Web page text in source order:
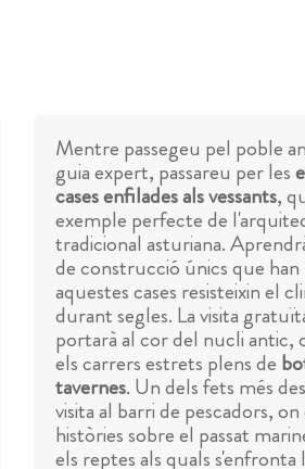
Mentre passegeu pel poble
guia expert, passareu per les
cases enfilades als vessants,
exemple perfecte de
tradicional asturiana.
de construcció únics que
aquestes cases resisteixin el
durant segles. La visita
portarà al cor del nucli antic,
els carrers estrets plens de
tavernes. Un dels fets més
visita al barri de pescadors,
històries sobre el passat
els reptes als quals